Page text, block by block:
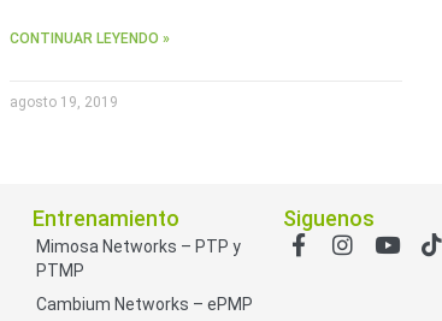
CONTINUAR LEYENDO »
agosto 19, 2019
Entrenamiento
Mimosa Networks – PTP y
PTMP
Cambium Networks – ePMP
Siguenos